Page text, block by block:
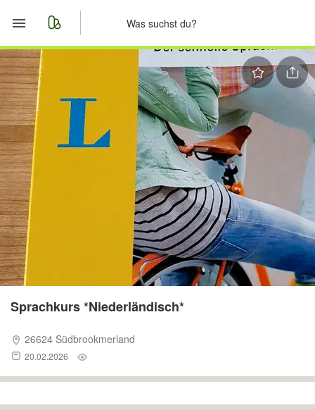
Merkliste
Nachrichten
Anzeige aufgeben
Sprachkurs *Niederländisch*
26624 Südbrookmerland
20.02.2026